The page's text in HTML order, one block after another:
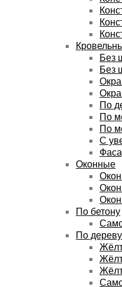
Без
Без
По
По
По
С
Оконные
По бетону
По дереву